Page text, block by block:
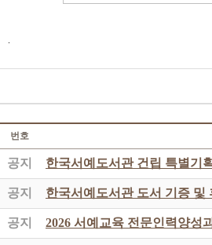
.
번호
공지 한국서예도서관 건립 특별기
공지 한국서예도서관 도서 기증 및
공지 2026 서예교육 전문인력양성